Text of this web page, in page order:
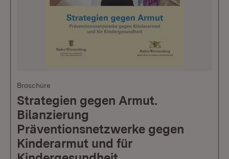
Broschüre
Strategien gegen Armut.
Bilanzierung
Präventionsnetzwerke gegen
Kinderarmut und für